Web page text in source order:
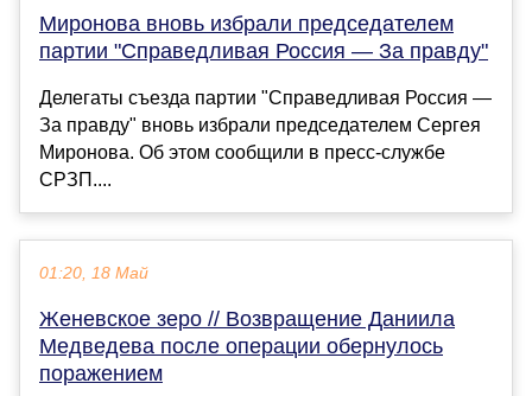
Миронова вновь избрали председателем
партии "Справедливая Россия — За правду"
Делегаты съезда партии "Справедливая Россия —
За правду" вновь избрали председателем Сергея
Миронова. Об этом сообщили в пресс-службе
СРЗП....
01:20, 18 Май
Женевское зеро // Возвращение Даниила
Медведева после операции обернулось
поражением